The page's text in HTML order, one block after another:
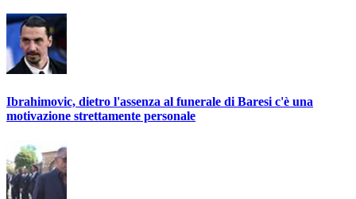
Ibrahimovic, dietro l'assenza al funerale di Baresi c'è una
motivazione strettamente personale